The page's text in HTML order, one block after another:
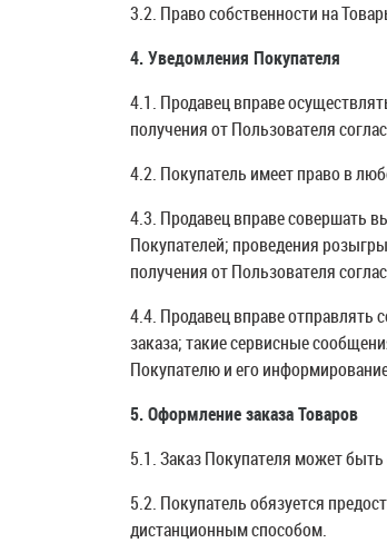
3.2. Право собственности на
4. Уведомления Покупателя
4.1. Продавец вправе
получения от Пользователя
4.2. Покупатель имеет право в
4.3. Продавец вправе совершать
Покупателей; проведения
получения от Пользователя
4.4. Продавец вправе отправлять
заказа; такие сервисные
Покупателю и его
5. Оформление заказа Товаров
5.1. Заказ Покупателя может
5.2. Покупатель обязуется
дистанционным способом.